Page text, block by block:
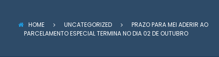
HOME UNCATEGORIZED
PRAZO PARA MEI ADERIR AO
PARCELAMENTO ESPECIAL TERMINA NO DIA 02 DE OUTUBRO